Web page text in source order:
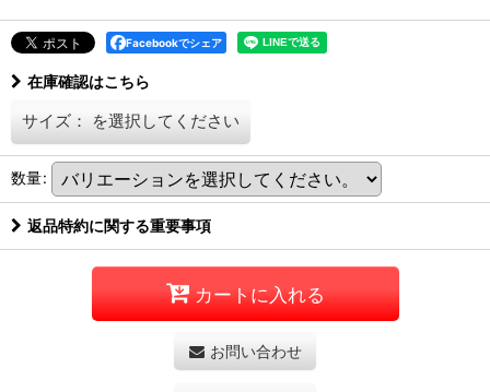
Facebookでシェア
在庫確認はこちら
サイズ： を選択してください
数量:
返品特約に関する重要事項
カートに入れる
お問い合わせ